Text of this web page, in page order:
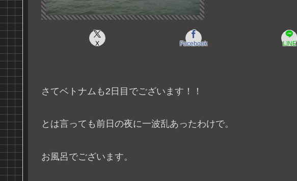
X Facebook LINE
さてベトナムも2日目でございます！！
とは言っても前日の夜に一波乱あったわけで。
お風呂でございます。